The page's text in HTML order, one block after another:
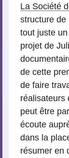
La Société
structure de
tout juste
projet de
de cette
de faire
réalisateurs
peut être
écoute
dans la
résumer en